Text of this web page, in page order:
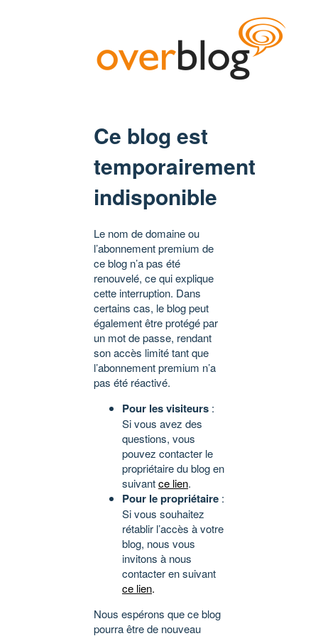
Ce blog est
temporairement
indisponible
Le nom de domaine ou
l’abonnement premium de
ce blog n’a pas été
renouvelé, ce qui explique
cette interruption. Dans
certains cas, le blog peut
également être protégé par
un mot de passe, rendant
son accès limité tant que
l’abonnement premium n’a
pas été réactivé.
Pour les visiteurs :
Si vous avez des
questions, vous
pouvez contacter le
propriétaire du blog en
suivantce lien.
Pour le propriétaire :
Si vous souhaitez
rétablir l’accès à votre
blog, nous vous
invitons à nous
contacter en suivant
ce lien.
Nous espérons que ce blog
pourra être de nouveau